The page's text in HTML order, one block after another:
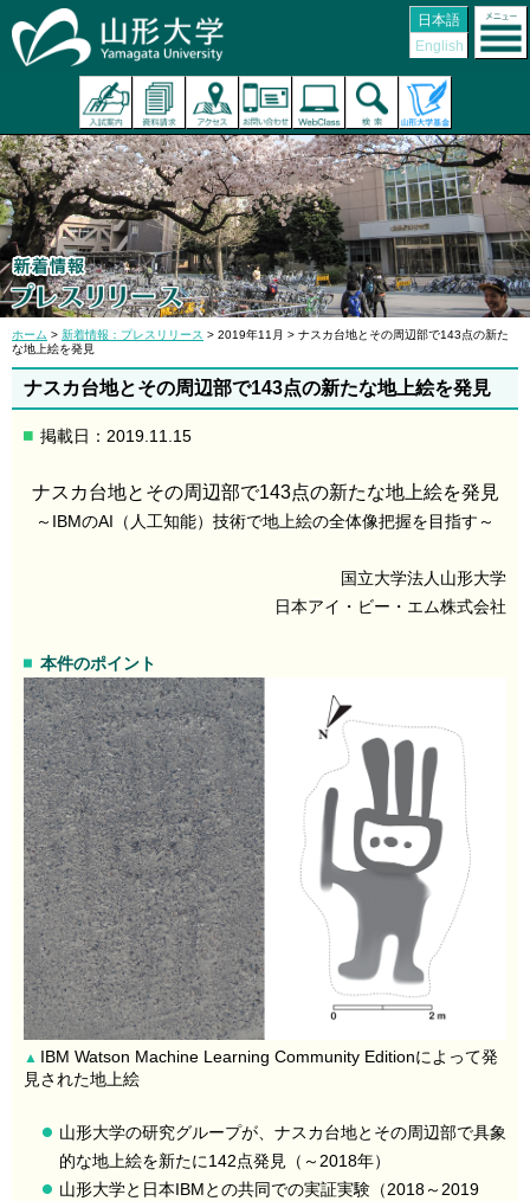
日本語
English
ホーム > 新着情報：プレスリリース > 2019年11月 > ナスカ台地とその周辺部で143点の新た
な地上絵を発見
ナスカ台地とその周辺部で143点の新たな地上絵を発見
掲載日：2019.11.15
ナスカ台地とその周辺部で143点の新たな地上絵を発見
～IBMのAI（人工知能）技術で地上絵の全体像把握を目指す～
国立大学法人山形大学
日本アイ・ビー・エム株式会社
本件のポイント
▲ IBM Watson Machine Learning Community Editionによって発
見された地上絵
山形大学の研究グループが、ナスカ台地とその周辺部で具象
的な地上絵を新たに142点発見（～2018年）
山形大学と日本IBMとの共同での実証実験（2018～2019